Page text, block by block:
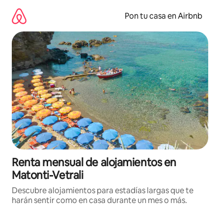
contenido
Pon tu casa en Airbnb
Renta mensual de alojamientos en
Matonti-Vetrali
Descubre alojamientos para estadías largas que te
harán sentir como en casa durante un mes o más.